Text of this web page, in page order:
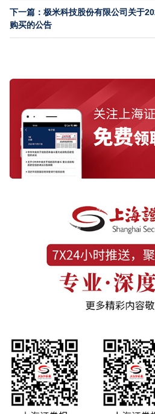
下一篇：极米科技股份有限公司关于
购买的公告